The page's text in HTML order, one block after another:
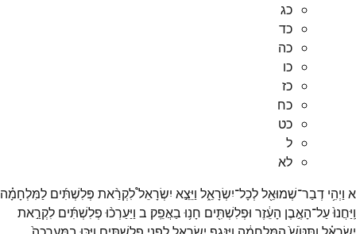
כג
כד
כה
כו
כז
כח
כט
ל
לא
א וַיְהִ֥י דְבַר־שְׁמוּאֵ֖ללְכָל־יִשְׂרָאֵ֑ל וַיֵּצֵ֣א יִשְׂרָאֵל֩לִקְרַ֨את פְּלִשְׁתִּ֜ים לַמִּלְחָמָ֗ה
וַֽיַּחֲנוּ֙עַל־הָאֶ֣בֶן הָעֵ֔זֶר וּפְלִשְׁתִּ֖ים חָנ֥וּ בַאֲפֵֽק׃ ב וַיַּעַרְכ֨וּ פְלִשְׁתִּ֜ים לִקְרַ֣את